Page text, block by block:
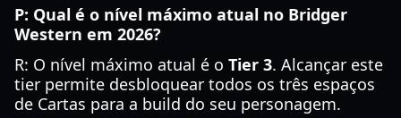
P: Qual é o nível máximo atual no Bridger
Western em 2026?
R: O nível máximo atual é o Tier 3. Alcançar este
tier permite desbloquear todos os três espaços
de Cartas para a build do seu personagem.